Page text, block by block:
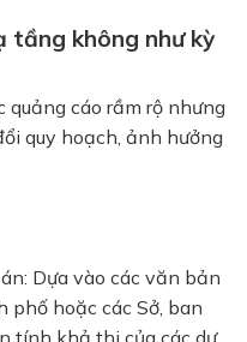
tầng không như kỳ
cáo rầm rộ nhưng
quy hoạch, ảnh hưởng
Dựa vào các văn bản
phố hoặc các Sở, ban
tính khả thi của các dự